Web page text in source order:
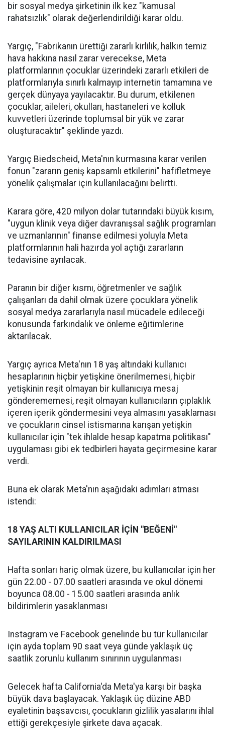
bir sosyal medya şirketinin ilk kez "kamusal
rahatsızlık" olarak değerlendirildiği karar oldu.
Yargıç, "Fabrikanın ürettiği zararlı kirlilik, halkın temiz
hava hakkına nasıl zarar verecekse, Meta
platformlarının çocuklar üzerindeki zararlı etkileri de
platformlarıyla sınırlı kalmayıp internetin tamamına ve
gerçek dünyaya yayılacaktır. Bu durum, etkilenen
çocuklar, aileleri, okulları, hastaneleri ve kolluk
kuvvetleri üzerinde toplumsal bir yük ve zarar
oluşturacaktır" şeklinde yazdı.
Yargıç Biedscheid, Meta'nın kurmasına karar verilen
fonun "zararın geniş kapsamlı etkilerini" hafifletmeye
yönelik çalışmalar için kullanılacağını belirtti.
Karara göre, 420 milyon dolar tutarındaki büyük kısım,
"uygun klinik veya diğer davranışsal sağlık programları
ve uzmanlarının" finanse edilmesi yoluyla Meta
platformlarının hali hazırda yol açtığı zararların
tedavisine ayrılacak.
Paranın bir diğer kısmı, öğretmenler ve sağlık
çalışanları da dahil olmak üzere çocuklara yönelik
sosyal medya zararlarıyla nasıl mücadele edileceği
konusunda farkındalık ve önleme eğitimlerine
aktarılacak.
Yargıç ayrıca Meta'nın 18 yaş altındaki kullanıcı
hesaplarının hiçbir yetişkine önerilmemesi, hiçbir
yetişkinin reşit olmayan bir kullanıcıya mesaj
gönderememesi, reşit olmayan kullanıcıların çıplaklık
içeren içerik göndermesini veya almasını yasaklaması
ve çocukların cinsel istismarına karışan yetişkin
kullanıcılar için "tek ihlalde hesap kapatma politikası"
uygulaması gibi ek tedbirleri hayata geçirmesine karar
verdi.
Buna ek olarak Meta'nın aşağıdaki adımları atması
istendi:
18 YAŞ ALTI KULLANICILAR İÇİN "BEĞENİ"
SAYILARININ KALDIRILMASI
Hafta sonları hariç olmak üzere, bu kullanıcılar için her
gün 22.00 - 07.00 saatleri arasında ve okul dönemi
boyunca 08.00 - 15.00 saatleri arasında anlık
bildirimlerin yasaklanması
Instagram ve Facebook genelinde bu tür kullanıcılar
için ayda toplam 90 saat veya günde yaklaşık üç
saatlik zorunlu kullanım sınırının uygulanması
Gelecek hafta California'da Meta'ya karşı bir başka
büyük dava başlayacak. Yaklaşık üç düzine ABD
eyaletinin başsavcısı, çocukların gizlilik yasalarını ihlal
ettiği gerekçesiyle şirkete dava açacak.